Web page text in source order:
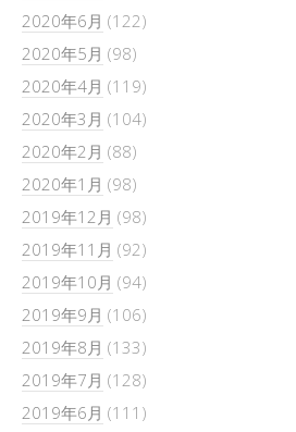
2020年6月 (122)
2020年5月 (98)
2020年4月 (119)
2020年3月 (104)
2020年2月 (88)
2020年1月 (98)
2019年12月 (98)
2019年11月 (92)
2019年10月 (94)
2019年9月 (106)
2019年8月 (133)
2019年7月 (128)
2019年6月 (111)